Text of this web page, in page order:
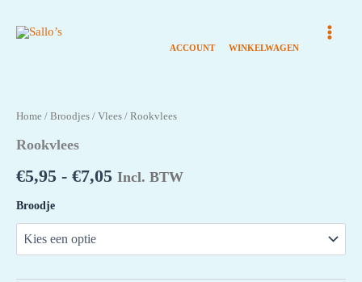
naar
Home / Broodjes / Vlees / Rookvlees
Rookvlees
€5,95 - €7,05Prijsklasse:
Incl. BTW
Broodje